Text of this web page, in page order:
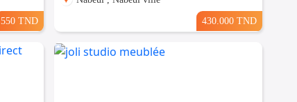
550 TND 430.000 TND